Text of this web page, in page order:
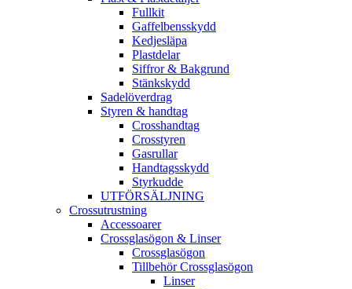
Fullkit
Gaffelbensskydd
Kedjesläpa
Plastdelar
Siffror & Bakgrund
Stänkskydd
Sadelöverdrag
Styren & handtag
Crosshandtag
Crosstyren
Gasrullar
Handtagsskydd
Styrkudde
UTFÖRSÄLJNING
Crossutrustning
Accessoarer
Crossglasögon & Linser
Crossglasögon
Tillbehör Crossglasögon
Linser